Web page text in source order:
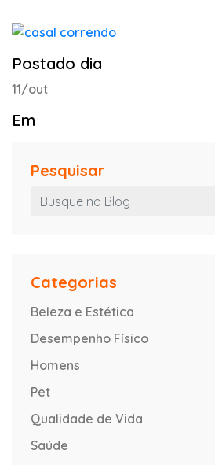
Postado dia
11/out
Em
Pesquisar
Categorias
Beleza e Estética
Desempenho Físico
Homens
Pet
Qualidade de Vida
Saúde